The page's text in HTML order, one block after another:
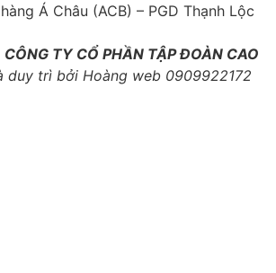
Á Châu (ACB) – PGD Thạnh Lộc
CÔNG TY CỔ PHẦN TẬP ĐOÀN CAO
duy trì bởi Hoàng web 0909922172